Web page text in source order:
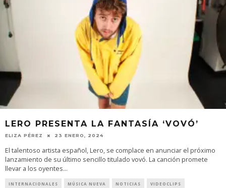
LERO PRESENTA LA FANTASÍA ‘VOVÓ’
ELIZA PÉREZ 23 ENERO, 2024
El talentoso artista español, Lero, se complace en anunciar el próximo
lanzamiento de su último sencillo titulado vovó. La canción promete
llevar a los oyentes...
INTERNACIONALES MÚSICA NUEVA NOTICIAS VIDEOCLIPS